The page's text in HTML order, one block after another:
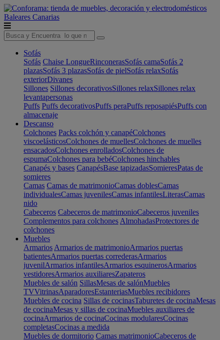
Baleares Canarias
Sofás
Sofás Chaise LongueRinconerasSofás camaSofás 2
plazasSofás 3 plazasSofás de pielSofás relaxSofás
exteriorDivanes
Sillones Sillones decorativosSillones relaxSillones relax
levantapersonas
Puffs Puffs decorativosPuffs peraPuffs reposapiésPuffs con
almacenaje
Descanso
Colchones Packs colchón y canapéColchones
viscoelásticosColchones de muellesColchones de muelles
ensacadosColchones enrolladosColchones de
espumaColchones para bebéColchones hinchables
Canapés y bases CanapésBase tapizadasSomieresPatas de
somieres
Camas Camas de matrimonioCamas doblesCamas
individualesCamas juvenilesCamas infantilesLiterasCamas
nido
Cabeceros Cabeceros de matrimonioCabeceros juveniles
Complementos para colchones AlmohadasProtectores de
colchones
Muebles
Armarios Armarios de matrimonioArmarios puertas
batientesArmarios puertas correderasArmarios
juvenilArmarios infantilesArmarios esquinerosArmarios
vestidoresArmarios auxiliaresZapateros
Muebles de salón SillasMesas de salónMuebles
TVVitrinasAparadoresEstanteriasMuebles recibidores
Muebles de cocina Sillas de cocinasTaburetes de cocinaMesas
de cocinaMesas y sillas de cocinaMuebles auxiliares de
cocinaArmarios de cocinaCocinas modularesCocinas
completasCocinas a medida
Muebles de dormitorio Camas matrimonioCabeceros de